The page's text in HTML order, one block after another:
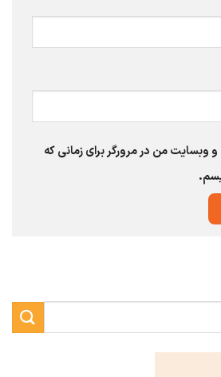
وبسایت من در مرورگر برای زمانی که